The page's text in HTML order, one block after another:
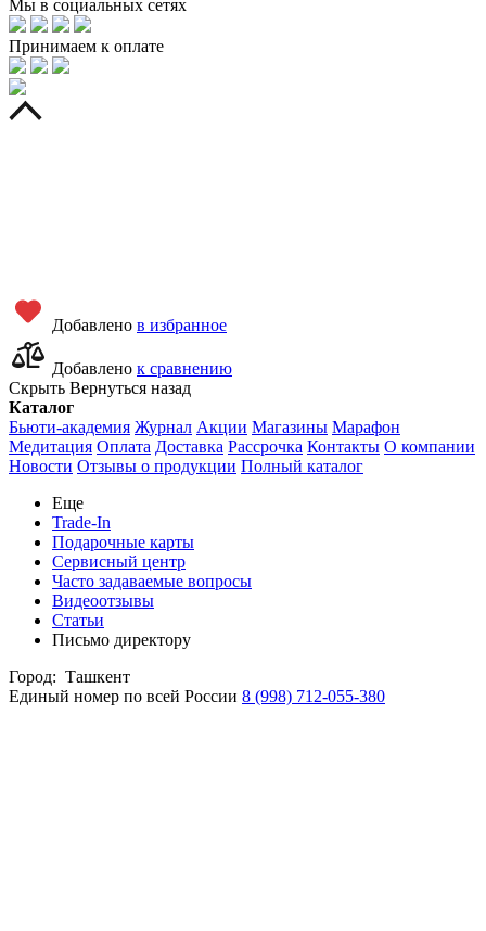
Мы в социальных сетях
Принимаем к оплате
Добавлено в избранное
Добавлено к сравнению
Скрыть Вернуться назад
Каталог
Бьюти-академия Журнал Акции Магазины Марафон
Медитация Оплата Доставка Рассрочка Контакты О компании
Новости Отзывы о продукции Полный каталог
Еще
Trade-In
Подарочные карты
Сервисный центр
Часто задаваемые вопросы
Видеоотзывы
Статьи
Письмо директору
Город: Ташкент
Единый номер по всей России 8 (998) 712-055-380